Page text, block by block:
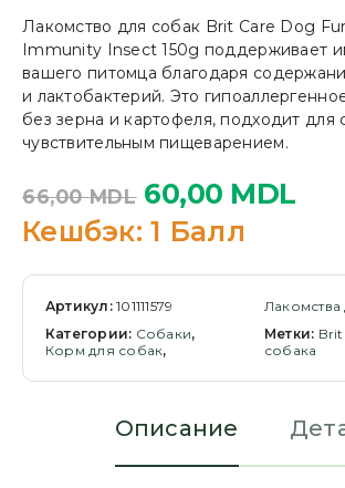
Лакомство для собак Brit Care Dog
Immunity Insect 150g поддерживает
вашего питомца благодаря
и лактобактерий. Это
без зерна и картофеля, подходит для
чувствительным пищеварением.
66,00MDL 60,00 MDL
Кешбэк: 1 Балл
Артикул:101111579
Категории: Cобаки,
Корм для собак,
Метки: Brit
собака
Описание